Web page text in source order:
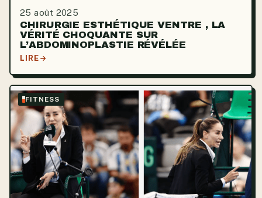
25 août 2025
CHIRURGIE ESTHÉTIQUE VENTRE , LA
VÉRITÉ CHOQUANTE SUR
L’ABDOMINOPLASTIE RÉVÉLÉE
LIRE
FITNESS